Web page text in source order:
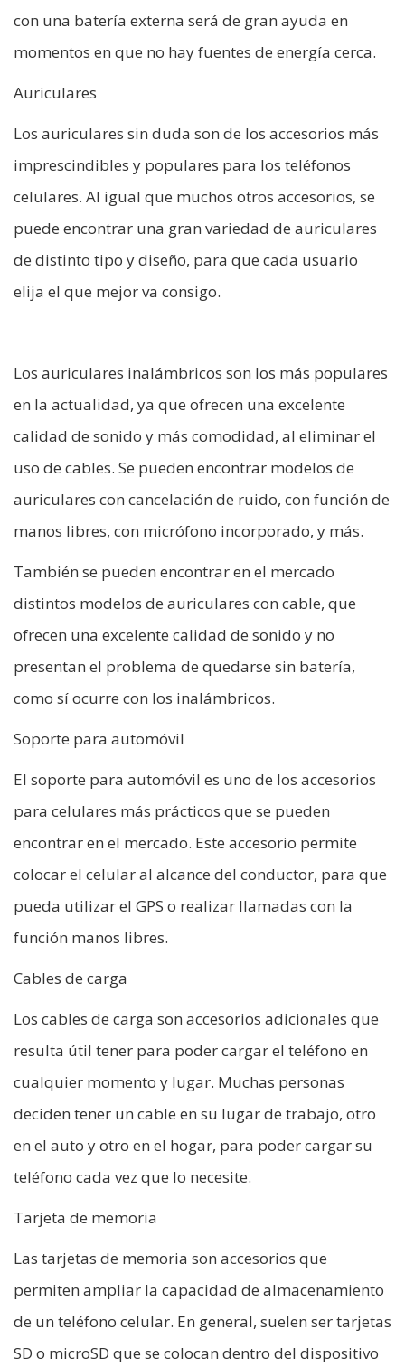
con una batería externa será de gran ayuda en
momentos en que no hay fuentes de energía cerca.
Auriculares
Los auriculares sin duda son de los accesorios más
imprescindibles y populares para los teléfonos
celulares. Al igual que muchos otros accesorios, se
puede encontrar una gran variedad de auriculares
de distinto tipo y diseño, para que cada usuario
elija el que mejor va consigo.
Los auriculares inalámbricos son los más populares
en la actualidad, ya que ofrecen una excelente
calidad de sonido y más comodidad, al eliminar el
uso de cables. Se pueden encontrar modelos de
auriculares con cancelación de ruido, con función de
manos libres, con micrófono incorporado, y más.
También se pueden encontrar en el mercado
distintos modelos de auriculares con cable, que
ofrecen una excelente calidad de sonido y no
presentan el problema de quedarse sin batería,
como sí ocurre con los inalámbricos.
Soporte para automóvil
El soporte para automóvil es uno de los accesorios
para celulares más prácticos que se pueden
encontrar en el mercado. Este accesorio permite
colocar el celular al alcance del conductor, para que
pueda utilizar el GPS o realizar llamadas con la
función manos libres.
Cables de carga
Los cables de carga son accesorios adicionales que
resulta útil tener para poder cargar el teléfono en
cualquier momento y lugar. Muchas personas
deciden tener un cable en su lugar de trabajo, otro
en el auto y otro en el hogar, para poder cargar su
teléfono cada vez que lo necesite.
Tarjeta de memoria
Las tarjetas de memoria son accesorios que
permiten ampliar la capacidad de almacenamiento
de un teléfono celular. En general, suelen ser tarjetas
SD o microSD que se colocan dentro del dispositivo